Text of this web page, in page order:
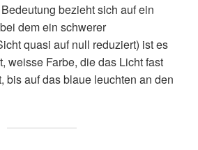
bezieht sich auf ein
dem ein schwerer
quasi auf null reduziert) ist es
weisse Farbe, die das Licht fast
bis auf das blaue leuchten an den